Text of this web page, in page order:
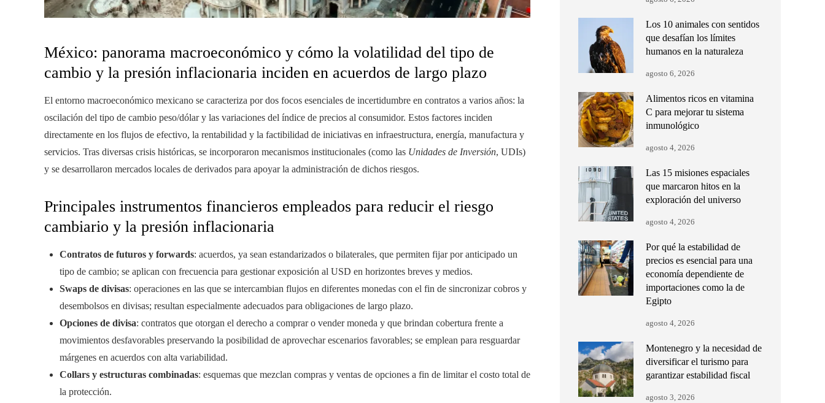
México: panorama macroeconómico y cómo la volatilidad del tipo de
cambio y la presión inflacionaria inciden en acuerdos de largo plazo
El entorno macroeconómico mexicano se caracteriza por dos focos esenciales de incertidumbre en contratos a varios años: la
oscilación del tipo de cambio peso/dólar y las variaciones del índice de precios al consumidor. Estos factores inciden
directamente en los flujos de efectivo, la rentabilidad y la factibilidad de iniciativas en infraestructura, energía, manufactura y
servicios. Tras diversas crisis históricas, se incorporaron mecanismos institucionales (como las Unidades de Inversión, UDIs)
y se desarrollaron mercados locales de derivados para apoyar la administración de dichos riesgos.
Principales instrumentos financieros empleados para reducir el riesgo
cambiario y la presión inflacionaria
Contratos de futuros y forwards: acuerdos, ya sean estandarizados o bilaterales, que permiten fijar por anticipado un
tipo de cambio; se aplican con frecuencia para gestionar exposición al USD en horizontes breves y medios.
Swaps de divisas: operaciones en las que se intercambian flujos en diferentes monedas con el fin de sincronizar cobros y
desembolsos en divisas; resultan especialmente adecuados para obligaciones de largo plazo.
Opciones de divisa: contratos que otorgan el derecho a comprar o vender moneda y que brindan cobertura frente a
movimientos desfavorables preservando la posibilidad de aprovechar escenarios favorables; se emplean para resguardar
márgenes en acuerdos con alta variabilidad.
Collars y estructuras combinadas: esquemas que mezclan compras y ventas de opciones a fin de limitar el costo total de
la protección.
Los 10 animales con sentidos
que desafían los límites
humanos en la naturaleza
agosto 6, 2026
Alimentos ricos en vitamina
C para mejorar tu sistema
inmunológico
agosto 4, 2026
Las 15 misiones espaciales
que marcaron hitos en la
exploración del universo
agosto 4, 2026
Por qué la estabilidad de
precios es esencial para una
economía dependiente de
importaciones como la de
Egipto
agosto 4, 2026
Montenegro y la necesidad de
diversificar el turismo para
garantizar estabilidad fiscal
agosto 3, 2026